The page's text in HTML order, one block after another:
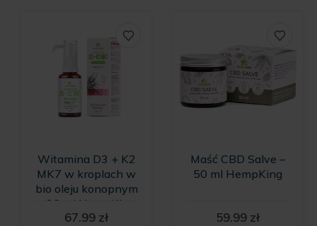
Witamina D3 + K2
MK7 w kroplach w
bio oleju konopnym
- 30 ml HempKing
67.99 zł
Maść CBD Salve –
50 ml HempKing
59.99 zł